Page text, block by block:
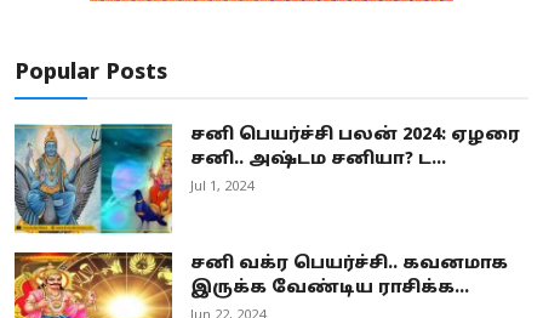
Popular Posts
சனி பெயர்ச்சி பலன் 2024: ஏழரை
சனி.. அஷ்டம சனியா? ட...
Jul 1, 2024
சனி வக்ர பெயர்ச்சி.. கவனமாக
இருக்க வேண்டிய ராசிக்க...